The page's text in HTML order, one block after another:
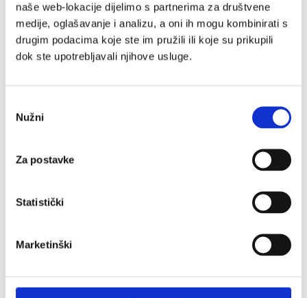
naše web-lokacije dijelimo s partnerima za društvene
medije, oglašavanje i analizu, a oni ih mogu kombinirati s
drugim podacima koje ste im pružili ili koje su prikupili
dok ste upotrebljavali njihove usluge.
pristanka
Nužni
Za postavke
Statistički
Marketinški